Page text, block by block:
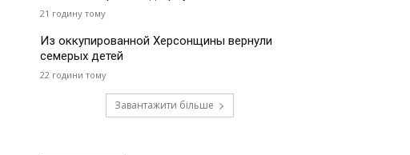
21 годину тому
Из оккупированной Херсонщины вернули
семерых детей
22 години тому
Завантажити більше